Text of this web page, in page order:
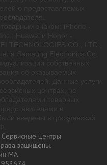
центры
защищены.
МА